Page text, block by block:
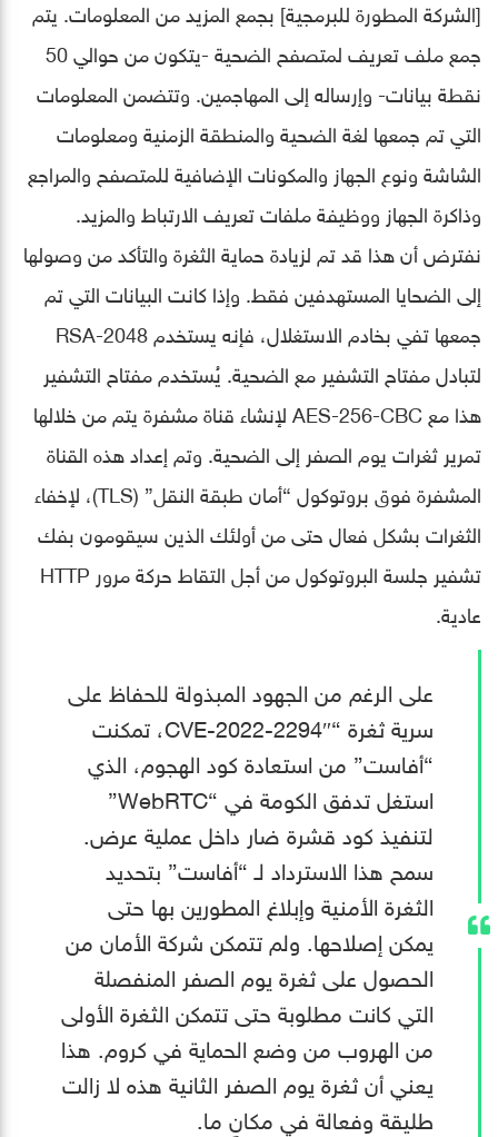
[الشركة المطورة للبرمجية] بجمع المزيد من المعلومات. يتم
جمع ملف تعريف لمتصفح الضحية -يتكون من حوالي 50
نقطة بيانات- وإرساله إلى المهاجمين. وتتضمن المعلومات
التي تم جمعها لغة الضحية والمنطقة الزمنية ومعلومات
الشاشة ونوع الجهاز والمكونات الإضافية للمتصفح والمراجع
وذاكرة الجهاز ووظيفة ملفات تعريف الارتباط والمزيد.
نفترض أن هذا قد تم لزيادة حماية الثغرة والتأكد من وصولها
إلى الضحايا المستهدفين فقط. وإذا كانت البيانات التي تم
جمعها تفي بخادم الاستغلال، فإنه يستخدم RSA-2048
لتبادل مفتاح التشفير مع الضحية. يُستخدم مفتاح التشفير
هذا مع AES-256-CBC لإنشاء قناة مشفرة يتم من خلالها
تمرير ثغرات يوم الصفر إلى الضحية. وتم إعداد هذه القناة
المشفرة فوق بروتوكول “أمان طبقة النقل” (TLS)، لإخفاء
الثغرات بشكل فعال حتى من أولئك الذين سيقومون بفك
تشفير جلسة البروتوكول من أجل التقاط حركة مرور HTTP
عادية.
على الرغم من الجهود المبذولة للحفاظ على
سرية ثغرة “CVE-2022-2294″، تمكنت
“أفاست” من استعادة كود الهجوم، الذي
استغل تدفق الكومة في “WebRTC”
لتنفيذ كود قشرة ضار داخل عملية عرض.
سمح هذا الاسترداد لـ “أفاست” بتحديد
الثغرة الأمنية وإبلاغ المطورين بها حتى
يمكن إصلاحها. ولم تتمكن شركة الأمان من
الحصول على ثغرة يوم الصفر المنفصلة
التي كانت مطلوبة حتى تتمكن الثغرة الأولى
من الهروب من وضع الحماية في كروم. هذا
يعني أن ثغرة يوم الصفر الثانية هذه لا زالت
طليقة وفعالة في مكانٍ ما.